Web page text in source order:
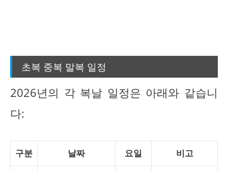
초복 중복 말복 일정
2026년의 각 복날 일정은 아래와 같습니
다:
구분 날짜 요일 비고